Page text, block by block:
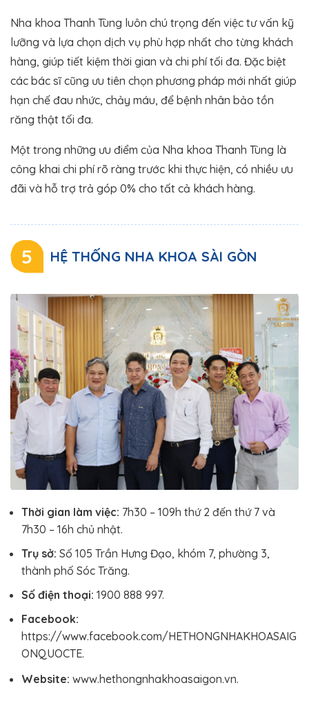
Nha khoa Thanh Tùng luôn chú trọng đến việc tư vấn kỹ
lưỡng và lựa chọn dịch vụ phù hợp nhất cho từng khách
hàng, giúp tiết kiệm thời gian và chi phí tối đa​. Đặc biệt
các bác sĩ cũng ưu tiên chọn phương pháp mới nhất giúp
hạn chế đau nhức, chảy máu, để bệnh nhân bảo tồn
răng thật tối đa.
Một trong những ưu điểm của Nha khoa Thanh Tùng là
công khai chi phí rõ ràng trước khi thực hiện, có nhiều ưu
đãi và hỗ trợ trả góp 0% cho tất cả khách hàng.
5 HỆ THỐNG NHA KHOA SÀI GÒN
Thời gian làm việc: 7h30 – 109h thứ 2 đến thứ 7 và
7h30 – 16h chủ nhật.
Trụ sở: Số 105 Trần Hưng Đạo, khóm 7, phường 3,
thành phố Sóc Trăng.
Số điện thoại: 1900 888 997.
Facebook:
https://www.facebook.com/HETHONGNHAKHOASAIG
ONQUOCTE.
Website: www.hethongnhakhoasaigon.vn.